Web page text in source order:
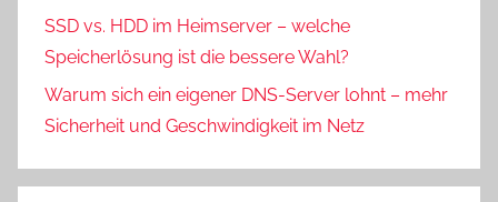
SSD vs. HDD im Heimserver – welche
Speicherlösung ist die bessere Wahl?
Warum sich ein eigener DNS-Server lohnt – mehr
Sicherheit und Geschwindigkeit im Netz